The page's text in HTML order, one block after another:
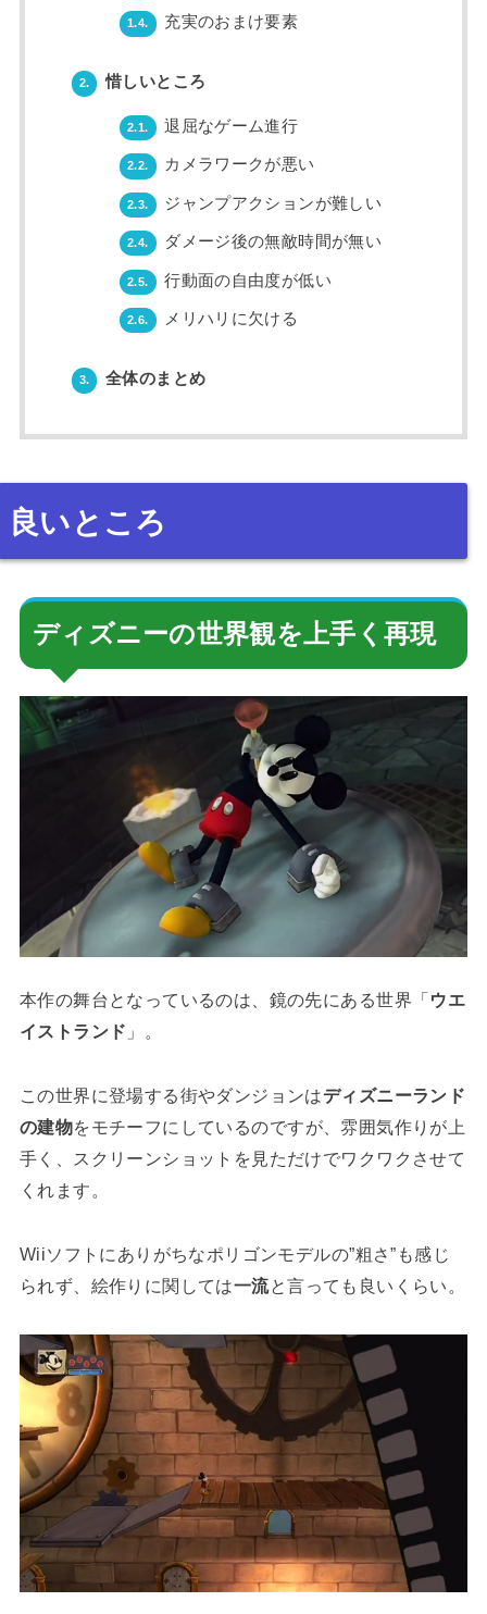
1.4. 充実のおまけ要素
2. 惜しいところ
2.1. 退屈なゲーム進行
2.2. カメラワークが悪い
2.3. ジャンプアクションが難しい
2.4. ダメージ後の無敵時間が無い
2.5. 行動面の自由度が低い
2.6. メリハリに欠ける
3. 全体のまとめ
良いところ
ディズニーの世界観を上手く再現
本作の舞台となっているのは、鏡の先にある世界「ウエ
イストランド 」。
この世界に登場する街やダンジョンはディズニーランド
の建物をモチーフにしているのですが、雰囲気作りが上
手く、スクリーンショットを見ただけでワクワクさせて
くれます。
Wiiソフトにありがちなポリゴンモデルの”粗さ”も感じ
られず、絵作りに関しては一流と言っても良いくらい。